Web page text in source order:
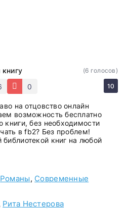
0
(6 голосов)
10
на отцовство онлайн
возможность бесплатно
книги, без необходимости
в fb2? Без проблем!
книг на любой
Романы, Современные
Рита Нестерова